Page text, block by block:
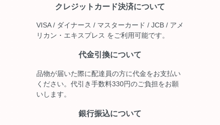
クレジットカード決済について
VISA / ダイナース / マスターカード / JCB / アメ
リカン・エキスプレス をご利用可能です。
代金引換について
品物が届いた際に配達員の方に代金をお支払い
ください。代引き手数料330円のご負担をお願
いします。
銀行振込について